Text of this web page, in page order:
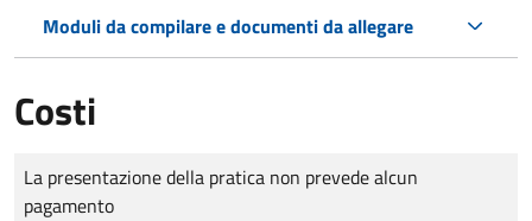
Moduli da compilare e documenti da allegare
Costi
Tipo di pagamento
Importo
La presentazione della pratica non prevede alcun
pagamento